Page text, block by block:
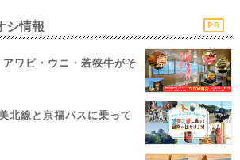
シ情報 PR
アワビ・ウニ・若狭牛がそ
北線と京福バスに乗って